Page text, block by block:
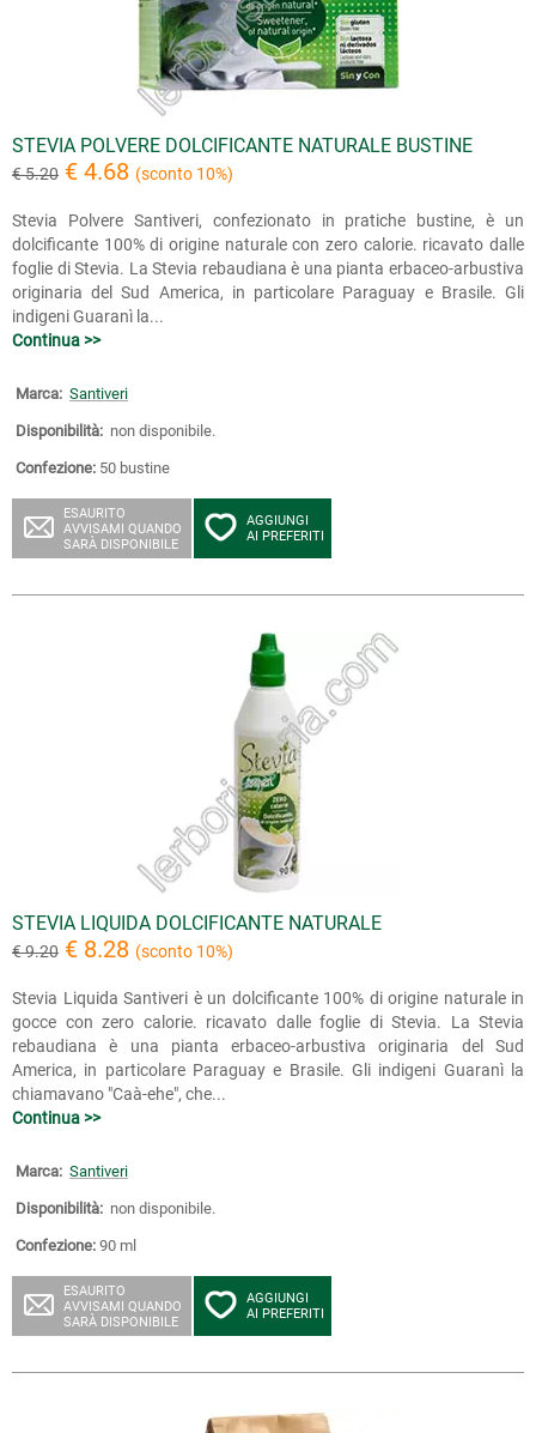
STEVIA POLVERE DOLCIFICANTE NATURALE BUSTINE
€ 5.20 € 4.68 (sconto 10%)
Stevia Polvere Santiveri, confezionato in pratiche bustine, è un
dolcificante 100% di origine naturale con zero calorie. ricavato dalle
foglie di Stevia. La Stevia rebaudiana è una pianta erbaceo-arbustiva
originaria del Sud America, in particolare Paraguay e Brasile. Gli
indigeni Guaranì la...
Continua >>
Marca: Santiveri
Disponibilità: non disponibile.
Confezione: 50 bustine
ESAURITO
AVVISAMI QUANDO
SARÀ DISPONIBILE
AGGIUNGI
AI PREFERITI
STEVIA LIQUIDA DOLCIFICANTE NATURALE
€ 9.20 € 8.28 (sconto 10%)
Stevia Liquida Santiveri è un dolcificante 100% di origine naturale in
gocce con zero calorie. ricavato dalle foglie di Stevia. La Stevia
rebaudiana è una pianta erbaceo-arbustiva originaria del Sud
America, in particolare Paraguay e Brasile. Gli indigeni Guaranì la
chiamavano "Caà-ehe", che...
Continua >>
Marca: Santiveri
Disponibilità: non disponibile.
Confezione: 90 ml
ESAURITO
AVVISAMI QUANDO
SARÀ DISPONIBILE
AGGIUNGI
AI PREFERITI